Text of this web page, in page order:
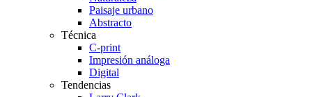
Paisaje urbano
Abstracto
Técnica
C-print
Impresión análoga
Digital
Tendencias